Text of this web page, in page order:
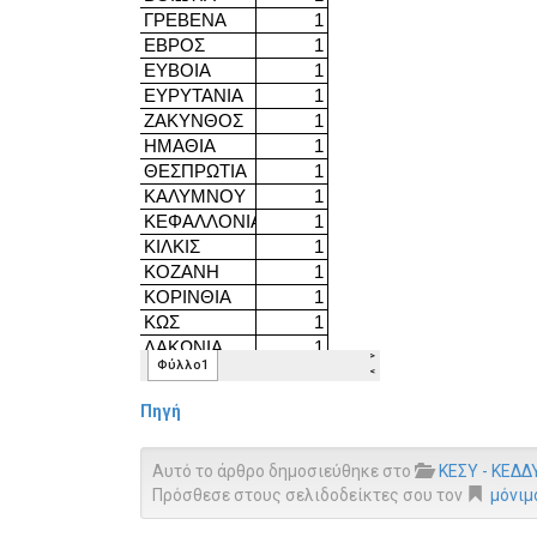
Πηγή
Αυτό το άρθρο δημοσιεύθηκε στο ΚΕΣΥ -
Πρόσθεσε στους σελιδοδείκτες σου τον